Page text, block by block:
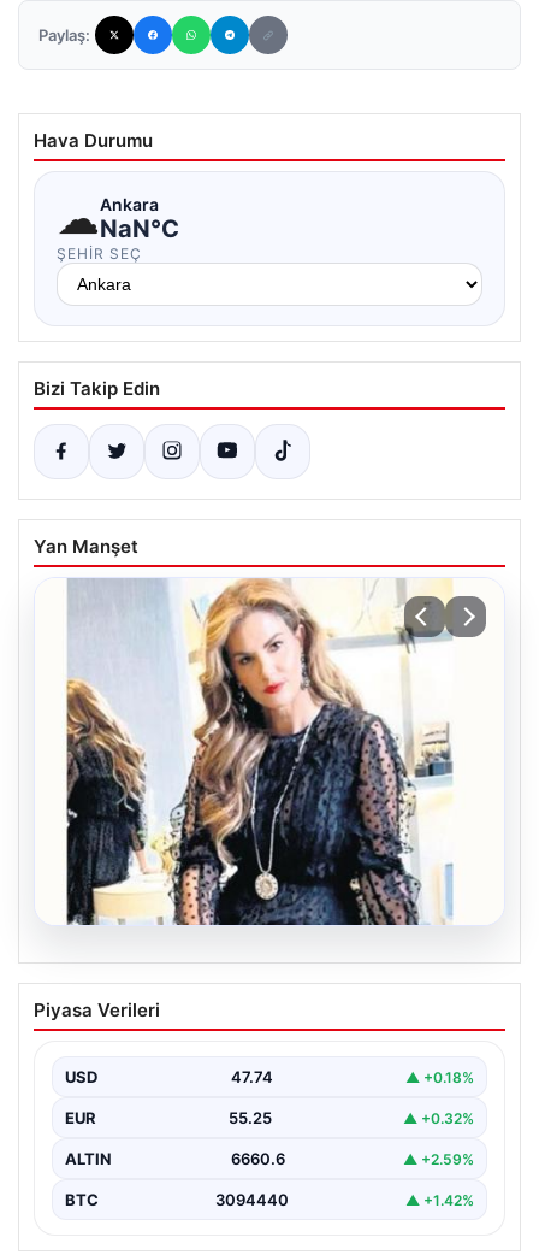
Paylaş:
Hava Durumu
☁Ankara
NaN°C
ŞEHIR SEÇ
Bizi Takip Edin
Yan Manşet
06.08.2026
Bavulun ortak paydası kitap
Çocukluğundan bu yana aynı anda birkaç kitap
Piyasa Verileri
USD 47.74 ▲ +0.18%
EUR 55.25 ▲ +0.32%
ALTIN 6660.6 ▲ +2.59%
BTC 3094440 ▲ +1.42%